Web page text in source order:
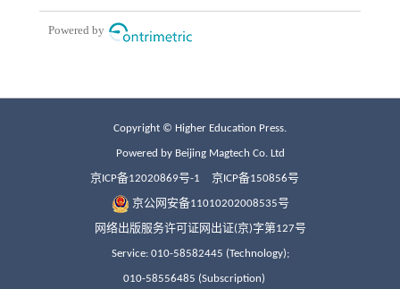
Copyright © Higher Education Press.
Powered by Beijing Magtech Co. Ltd
京ICP备12020869号-1 京ICP备150856号
京公网安备11010202008535号
网络出版服务许可证网出证(京)字第127号
Service: 010-58582445 (Technology);
010-58556485 (Subscription)